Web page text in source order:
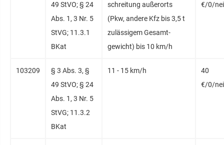
49 StVO; § 24
Abs. 1, 3 Nr. 5
StVG; 11.3.1
BKat
schreitung außer­orts
(Pkw, andere Kfz bis 3,5 t
zulässigem Gesamt­
gewicht) bis 10 km/h
€/0/
103209
§ 3 Abs. 3, §
49 StVO; § 24
Abs. 1, 3 Nr. 5
StVG; 11.3.2
BKat
11 - 15 km/h
40
€/0/